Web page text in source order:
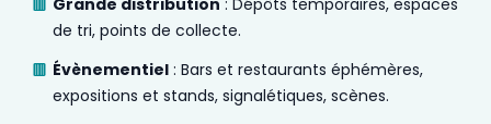
Grande distribution : Dépôts temporaires, espaces
de tri, points de collecte.
Évènementiel : Bars et restaurants éphémères,
expositions et stands, signalétiques, scènes.